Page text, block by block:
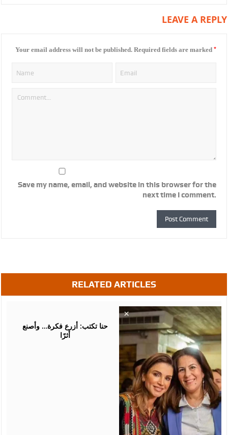
LEAVE A REPLY
Your email address will not be published. Required fields are marked *
Save my name, email, and website in this browser for the
next time I comment.
RELATED ARTICLES
حنا تكتب: أزرع فكرة… وأصنع
أثرًا